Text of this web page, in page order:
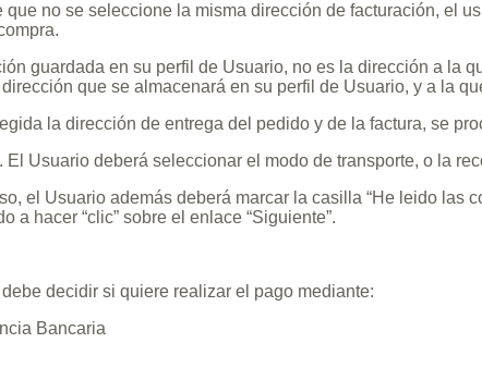
que no se seleccione la misma dirección de facturación, el
guardada en su perfil de Usuario, no es la dirección a la
que se almacenará en su perfil de Usuario, y a la
la dirección de entrega del pedido y de la factura, se
El Usuario deberá seleccionar el modo de transporte, o la
el Usuario además deberá marcar la casilla “He leido las
a hacer “clic” sobre el enlace “Siguiente”.
decidir si quiere realizar el pago mediante:
Bancaria